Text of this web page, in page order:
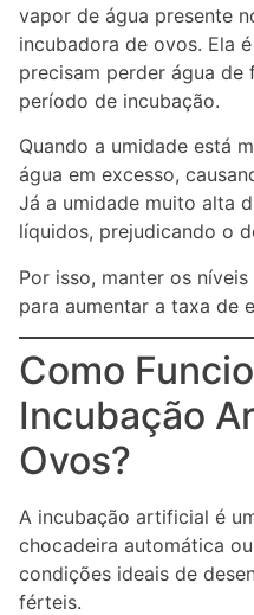
vapor de água presente
incubadora de ovos. Ela
precisam perder água
período de incubação.
Quando a umidade está
água em excesso,
Já a umidade muito alta
líquidos, prejudicando o
Por isso, manter os
para aumentar a taxa de
Como
Incubação
Ovos?
A incubação artificial é
chocadeira automática
condições ideais de
férteis.